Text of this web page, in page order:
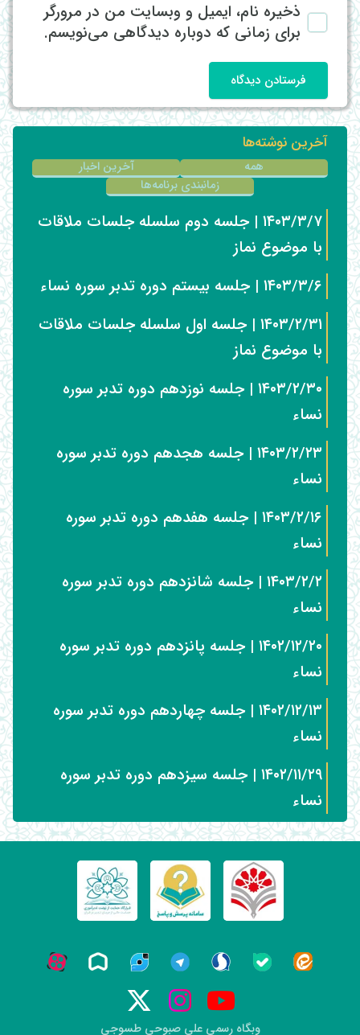
ذخیره نام، ایمیل و وبسایت من در مرورگر
برای زمانی که دوباره دیدگاهی می‌نویسم.
فرستادن دیدگاه
آخرین نوشته‌ها
همه
آخرین اخبار
زمانبندی برنامه‌ها
۱۴۰۳/۳/۷ | جلسه دوم سلسله جلسات ملاقات
با موضوع نماز
۱۴۰۳/۳/۶ | جلسه بیستم دوره تدبر سوره نساء
۱۴۰۳/۲/۳۱ | جلسه اول سلسله جلسات ملاقات
با موضوع نماز
۱۴۰۳/۲/۳۰ | جلسه نوزدهم دوره تدبر سوره
نساء
۱۴۰۳/۲/۲۳ | جلسه هجدهم دوره تدبر سوره
نساء
۱۴۰۳/۲/۱۶ | جلسه هفدهم دوره تدبر سوره
نساء
۱۴۰۳/۲/۲ | جلسه شانزدهم دوره تدبر سوره
نساء
۱۴۰۲/۱۲/۲۰ | جلسه پانزدهم دوره تدبر سوره
نساء
۱۴۰۲/۱۲/۱۳ | جلسه چهاردهم دوره تدبر سوره
نساء
۱۴۰۲/۱۱/۲۹ | جلسه سیزدهم دوره تدبر سوره
نساء
وبگاه رسمی علی صبوحی طسوجی